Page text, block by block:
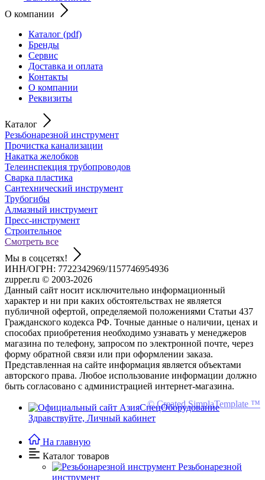
О компании
Каталог (pdf)
Бренды
Сервис
Доставка и оплата
Контакты
О компании
Реквизиты
Каталог
Резьбонарезной инструмент
Прочистка канализации
Накатка желобков
Телеинспекция трубопроводов
Сварка пластика
Сантехнический инструмент
Трубогибы
Алмазный инструмент
Пресс-инструмент
Строительное
Смотреть все
Мы в соцсетях!
ИНН/ОГРН: 7722342969/1157746954936
zupper.ru © 2003-2026
Данный сайт носит исключительно информационный
характер и ни при каких обстоятельствах не является
публичной офертой, определяемой положениями Статьи 437
Гражданского кодекса РФ. Точные данные о наличии, ценах и
способах приобретения необходимо узнавать у менеджеров
магазина по телефону, запросом по электронной почте, через
форму обратной связи или при оформлении заказа.
Представленная на сайте информация является объектами
авторского права. Любое использование информации должно
быть согласовано с администрацией интернет-магазина.
© Created SimplaTemplate ™
Здравствуйте, Личный кабинет
На главную
Каталог товаров
Резьбонарезной
инструмент